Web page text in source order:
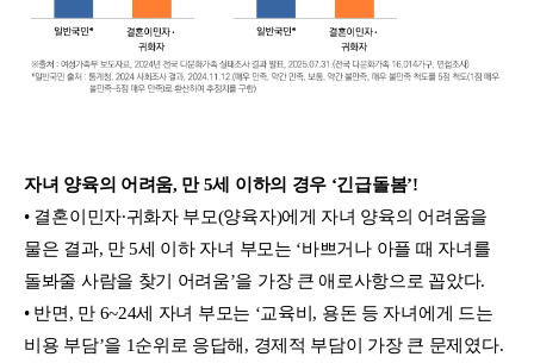
자녀 양육의 어려움, 만 5세 이하의 경우 ‘긴급돌봄’!
• 결혼이민자∙귀화자 부모(양육자)에게 자녀 양육의 어려움을
물은 결과, 만 5세 이하 자녀 부모는 ‘바쁘거나 아플 때 자녀를
돌봐줄 사람을 찾기 어려움’을 가장 큰 애로사항으로 꼽았다.
• 반면, 만 6~24세 자녀 부모는 ‘교육비, 용돈 등 자녀에게 드는
비용 부담’을 1순위로 응답해, 경제적 부담이 가장 큰 문제였다.